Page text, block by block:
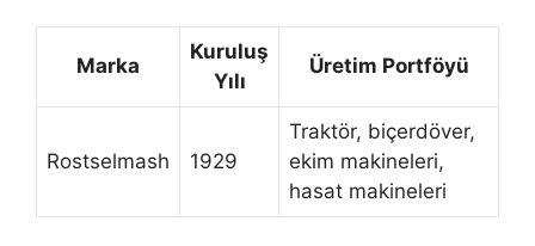
Marka
Kuruluş
Yılı
Üretim Portföyü
Rostselmash 1929
Traktör, biçerdöver,
ekim makineleri,
hasat makineleri